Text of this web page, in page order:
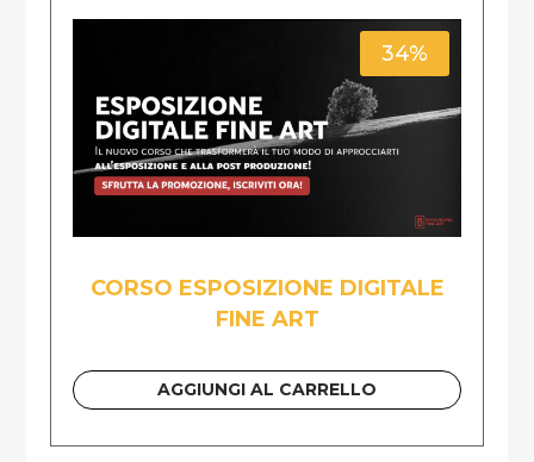
34%
CORSO ESPOSIZIONE DIGITALE
FINE ART
AGGIUNGI AL CARRELLO